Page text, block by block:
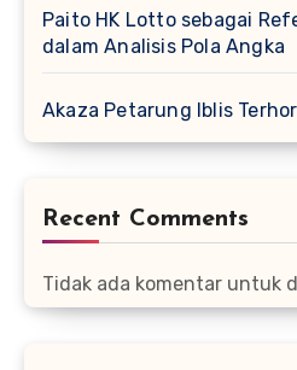
Paito HK Lotto sebagai
dalam Analisis Pola Angka
Akaza Petarung Iblis
Recent Comments
Tidak ada komentar untuk